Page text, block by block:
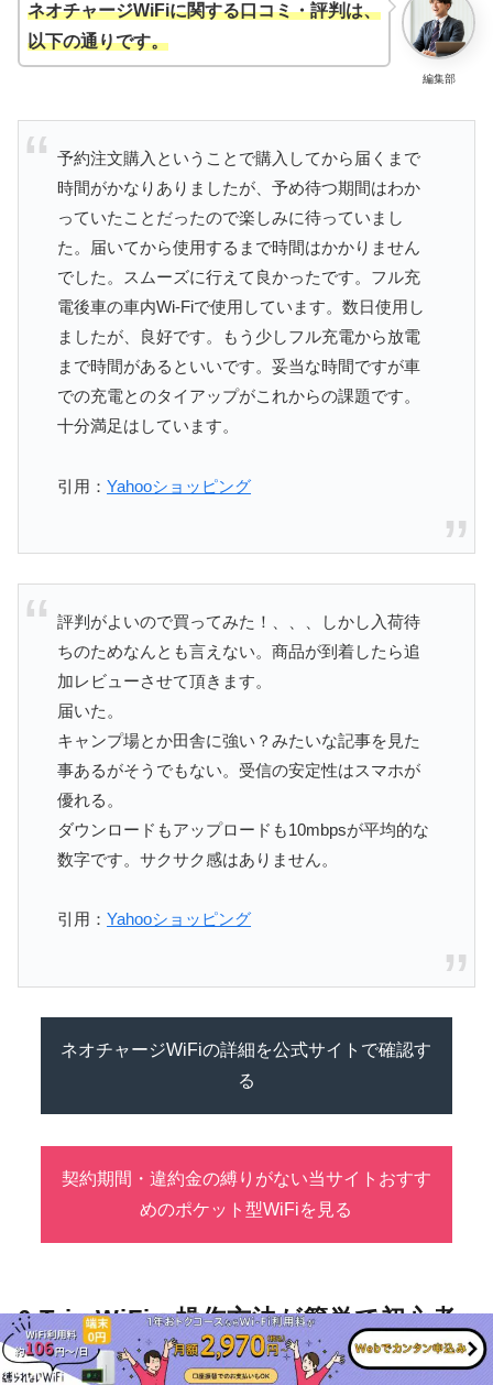
編集部
ネオチャージWiFiに関する口コミ・評判は、
以下の通りです。
予約注文購入ということで購入してから届くまで
時間がかなりありましたが、予め待つ期間はわか
っていたことだったので楽しみに待っていまし
た。届いてから使用するまで時間はかかりません
でした。スムーズに行えて良かったです。フル充
電後車の車内Wi-Fiで使用しています。数日使用し
ましたが、良好です。もう少しフル充電から放電
まで時間があるといいです。妥当な時間ですが車
での充電とのタイアップがこれからの課題です。
十分満足はしています。
引用：Yahooショッピング
評判がよいので買ってみた！、、、しかし入荷待
ちのためなんとも言えない。商品が到着したら追
加レビューさせて頂きます。
届いた。
キャンプ場とか田舎に強い？みたいな記事を見た
事あるがそうでもない。受信の安定性はスマホが
優れる。
ダウンロードもアップロードも10mbpsが平均的な
数字です。サクサク感はありません。
引用：Yahooショッピング
ネオチャージWiFiの詳細を公式サイトで確認す
る
契約期間・違約金の縛りがない当サイトおすす
めのポケット型WiFiを見る
6.Trip WiFi：操作方法が簡単で初心者
も安心